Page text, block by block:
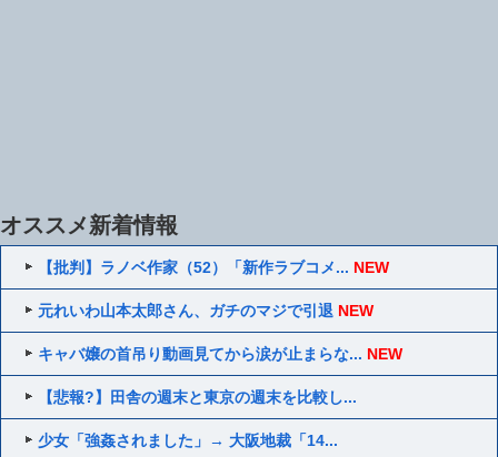
オススメ新着情報
【批判】ラノベ作家（52）「新作ラブコメ... NEW
元れいわ山本太郎さん、ガチのマジで引退 NEW
キャバ嬢の首吊り動画見てから涙が止まらな... NEW
【悲報?】田舎の週末と東京の週末を比較し...
少女「強姦されました」→ 大阪地裁「14...